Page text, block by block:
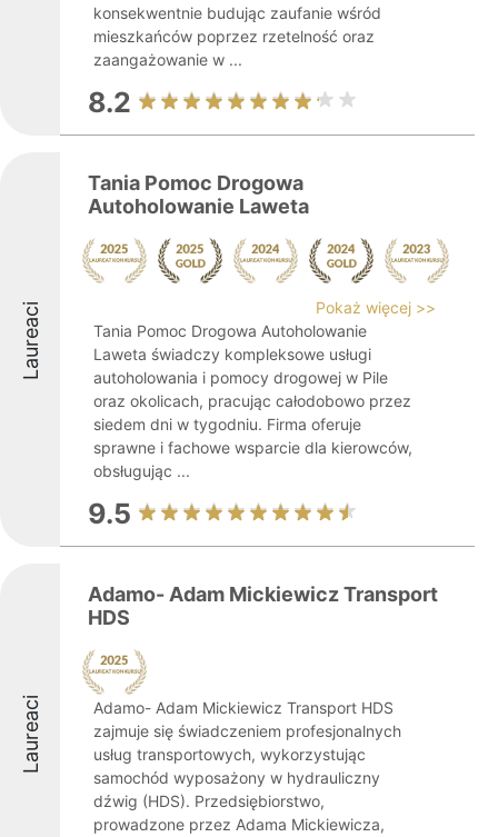
konsekwentnie budując zaufanie wśród
mieszkańców poprzez rzetelność oraz
zaangażowanie w ...
8.2
Laureaci
Tania Pomoc Drogowa
Autoholowanie Laweta
Pokaż więcej >>
Tania Pomoc Drogowa Autoholowanie
Laweta świadczy kompleksowe usługi
autoholowania i pomocy drogowej w Pile
oraz okolicach, pracując całodobowo przez
siedem dni w tygodniu. Firma oferuje
sprawne i fachowe wsparcie dla kierowców,
obsługując ...
9.5
Laureaci
Adamo- Adam Mickiewicz Transport
HDS
Adamo- Adam Mickiewicz Transport HDS
zajmuje się świadczeniem profesjonalnych
usług transportowych, wykorzystując
samochód wyposażony w hydrauliczny
dźwig (HDS). Przedsiębiorstwo,
prowadzone przez Adama Mickiewicza,